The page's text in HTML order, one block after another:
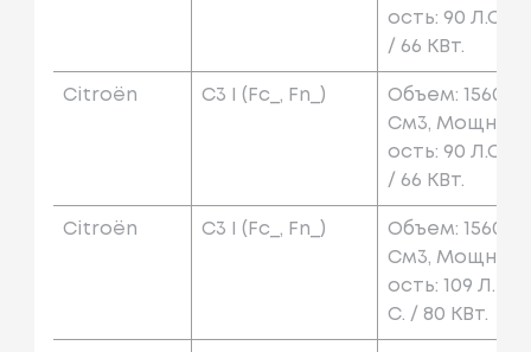
Ость: 90 Л.с.
/ 66 КВт.
Citroën C3 I (fc_, Fn_)
Объем: 1560
См3, Мощн
Ость: 90 Л.с.
/ 66 КВт.
Citroën C3 I (fc_, Fn_)
Объем: 1560
См3, Мощн
Ость: 109 Л.
С. / 80 КВт.